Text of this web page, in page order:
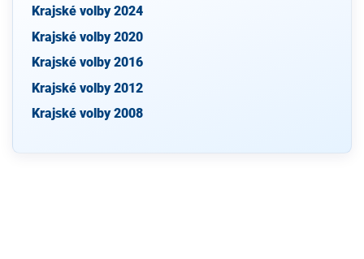
Krajské volby 2024
Krajské volby 2020
Krajské volby 2016
Krajské volby 2012
Krajské volby 2008